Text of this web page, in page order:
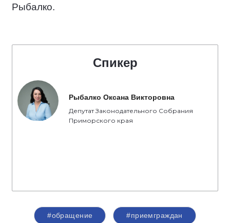
Рыбалко.
Спикер
Рыбалко Оксана Викторовна
Депутат Законодательного Собрания
Приморского края
#обращение #приемграждан